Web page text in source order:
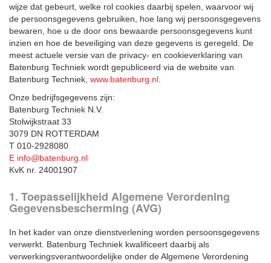
wijze dat gebeurt, welke rol cookies daarbij spelen, waarvoor wij
de persoonsgegevens gebruiken, hoe lang wij persoonsgegevens
bewaren, hoe u de door ons bewaarde persoonsgegevens kunt
inzien en hoe de beveiliging van deze gegevens is geregeld. De
meest actuele versie van de privacy- en cookieverklaring van
Batenburg Techniek wordt gepubliceerd via de website van
Batenburg Techniek, www.batenburg.nl
Onze bedrijfsgegevens zijn:
Batenburg Techniek N.V.
Stolwijkstraat 33
3079 DN ROTTERDAM
T 010-2928080
E info@batenburg.nl
KvK nr. 24001907
1. Toepasselijkheid Algemene Verordening
Gegevensbescherming (AVG)
In het kader van onze dienstverlening worden persoonsgegevens
verwerkt. Batenburg Techniek kwalificeert daarbij als
verwerkingsverantwoordelijke onder de Algemene Verordening